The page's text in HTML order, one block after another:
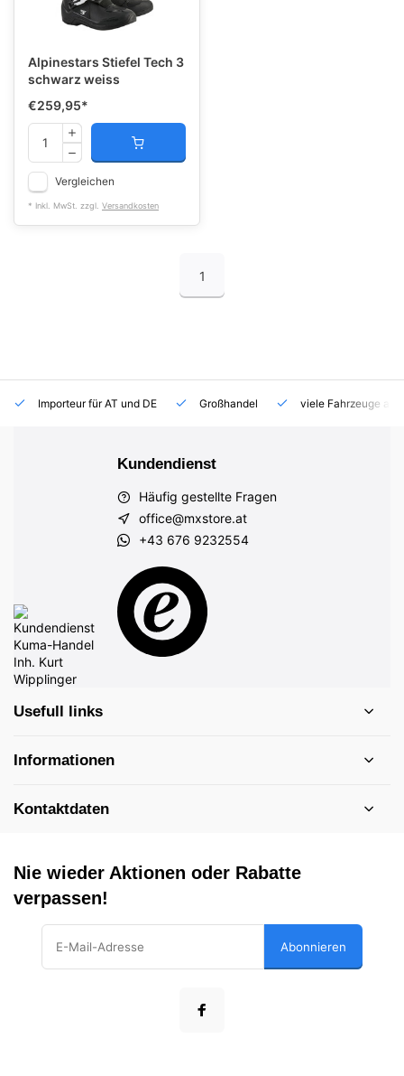
Alpinestars Stiefel Tech 3
schwarz weiss
€259,95*
Vergleichen
* Inkl. MwSt. zzgl. Versandkosten
1
Importeur für AT und DE Großhandel viele Fahrzeuge auf
Kundendienst
Häufig gestellte Fragen
office@mxstore.at
+43 676 9232554
Usefull links
Informationen
Kontaktdaten
Nie wieder Aktionen oder Rabatte
verpassen!
Abonnieren